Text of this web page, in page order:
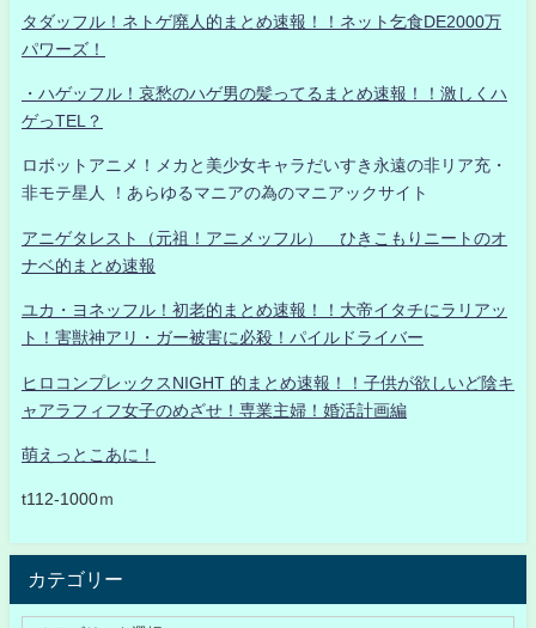
タダッフル！ネトゲ廃人的まとめ速報！！ネット乞食DE2000万
パワーズ！
・ハゲッフル！哀愁のハゲ男の髪ってるまとめ速報！！激しくハ
ゲっTEL？
ロボットアニメ！メカと美少女キャラだいすき永遠の非リア充・
非モテ星人 ！あらゆるマニアの為のマニアックサイト
アニゲタレスト（元祖！アニメッフル） ひきこもりニートのオ
ナベ的まとめ速報
ユカ・ヨネッフル！初老的まとめ速報！！大帝イタチにラリアッ
ト！害獣神アリ・ガー被害に必殺！パイルドライバー
ヒロコンプレックスNIGHT 的まとめ速報！！子供が欲しいど陰キ
ャアラフィフ女子のめざせ！専業主婦！婚活計画編
萌えっとこあに！
t112-1000ｍ
カテゴリー